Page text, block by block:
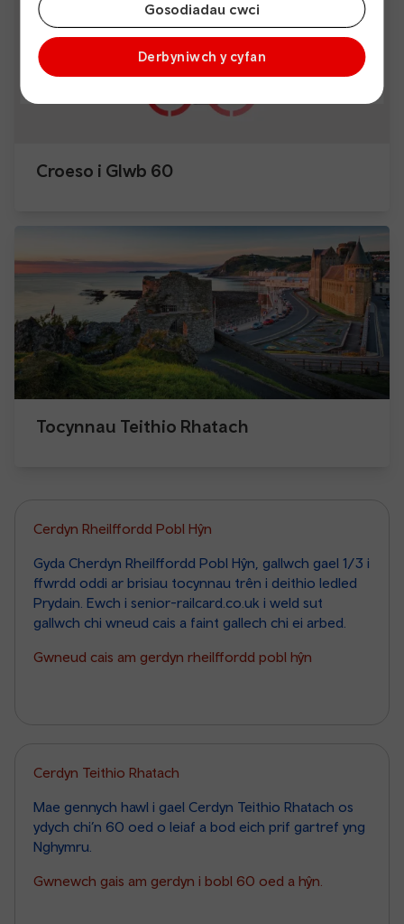
Gosodiadau cwci
Derbyniwch y cyfan
Croeso i Glwb 60
Tocynnau Teithio Rhatach
Cerdyn Rheilffordd Pobl Hŷn
Gyda Cherdyn Rheilffordd Pobl Hŷn, gallwch gael 1/3 i
ffwrdd oddi ar brisiau tocynnau trên i deithio ledled
Prydain. Ewch i senior-railcard.co.uk i weld sut
gallwch chi wneud cais a faint gallech chi ei arbed.
Gwneud cais am gerdyn rheilffordd pobl hŷn
Cerdyn Teithio Rhatach
Mae gennych hawl i gael Cerdyn Teithio Rhatach os
ydych chi’n 60 oed o leiaf a bod eich prif gartref yng
Nghymru.
Gwnewch gais am gerdyn i bobl 60 oed a hŷn.